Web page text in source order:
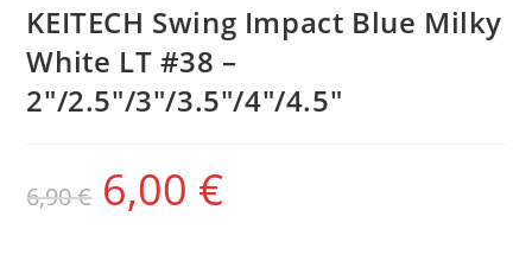
KEITECH Swing Impact Blue Milky
White LT #38 –
2″/2.5″/3″/3.5″/4″/4.5″
6,90€ 6,00 €